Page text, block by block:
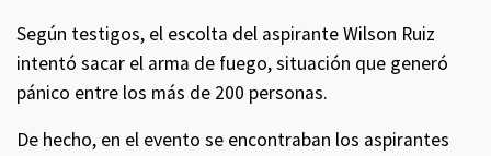
Según testigos, el escolta del aspirante Wilson Ruiz
intentó sacar el arma de fuego, situación que generó
pánico entre los más de 200 personas.
De hecho, en el evento se encontraban los aspirantes